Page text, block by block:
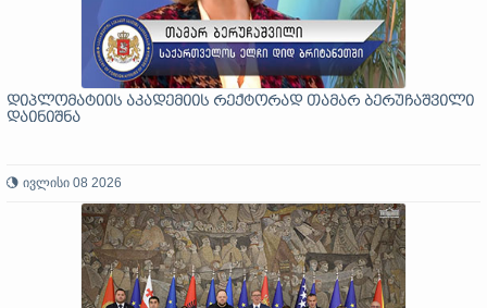
დიპლომატიის აკადემიის რექტორად თამარ ბერუჩაშვილი
დაინიშნა
ივლისი 08 2026